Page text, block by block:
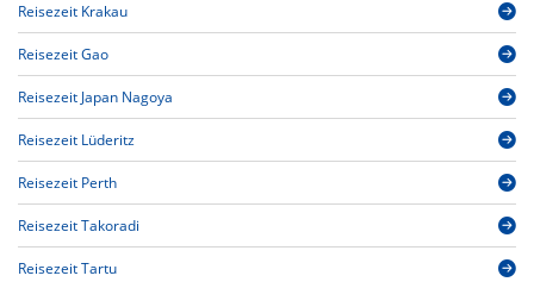
Reisezeit Krakau
Reisezeit Gao
Reisezeit Japan Nagoya
Reisezeit Lüderitz
Reisezeit Perth
Reisezeit Takoradi
Reisezeit Tartu